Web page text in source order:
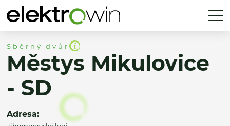
Sběrný dvůr
Městys Mikulovice
- SD
Adresa: